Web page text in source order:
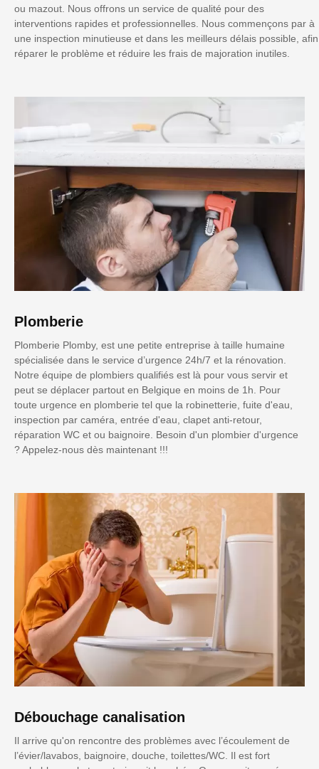
ou mazout. Nous offrons un service de qualité pour des
interventions rapides et professionnelles. Nous commençons par à
une inspection minutieuse et dans les meilleurs délais possible, afin
réparer le problème et réduire les frais de majoration inutiles.
Plomberie
Plomberie Plomby, est une petite entreprise à taille humaine
spécialisée dans le service d’urgence 24h/7 et la rénovation.
Notre équipe de plombiers qualifiés est là pour vous servir et
peut se déplacer partout en Belgique en moins de 1h. Pour
toute urgence en plomberie tel que la robinetterie, fuite d'eau,
inspection par caméra, entrée d'eau, clapet anti-retour,
réparation WC et ou baignoire. Besoin d'un plombier d'urgence
? Appelez-nous dès maintenant !!!
Débouchage canalisation
Il arrive qu'on rencontre des problèmes avec l’écoulement de
l’évier/lavabos, baignoire, douche, toilettes/WC. Il est fort